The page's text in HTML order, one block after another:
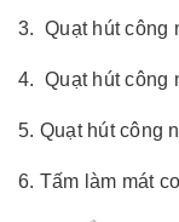
3. Quạt hút công
4. Quạt hút công
5. Quạt hút công
6. Tấm làm mát